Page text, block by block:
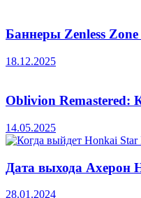
Баннеры Zenless
18.12.2025
Oblivion Remastered:
14.05.2025
Дата выхода Ахерон
28.01.2024